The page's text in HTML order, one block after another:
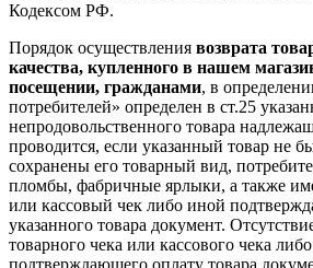
Кодексом РФ.
Порядок осуществления возврата
качества, купленного в нашем
посещении, гражданами, в
потребителей» определен в ст.25
непродовольственного товара
проводится, если указанный товар не
сохранены его товарный вид,
пломбы, фабричные ярлыки, а также
или кассовый чек либо иной
указанного товара документ.
товарного чека или кассового чека
подтверждающего оплату товара